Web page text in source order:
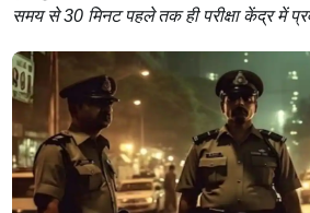
समय से 30 मिनट पहले तक ही परीक्षा केंद्र में